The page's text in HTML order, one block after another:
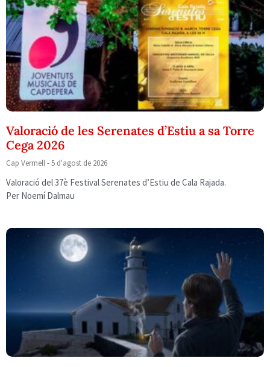
Valoració de les Serenates d’Estiu a sa Torre
Cega 2026
Cap Vermell 5 d'agost de 2026
Valoració del 37è Festival Serenates d’Estiu de Cala Rajada.
Per Noemí Dalmau